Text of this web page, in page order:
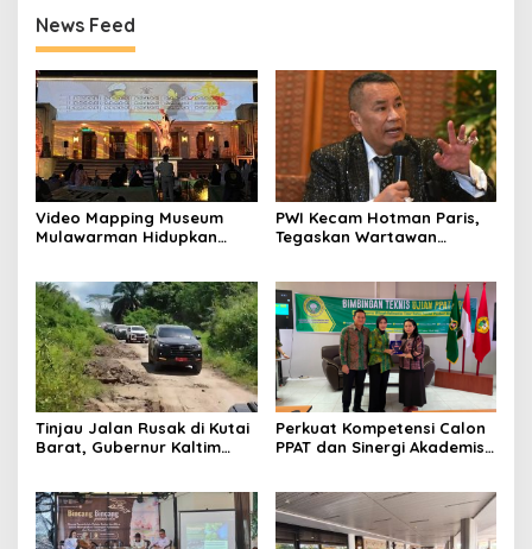
News Feed
Video Mapping Museum
Mulawarman Hidupkan
PWI Kecam Hotman Paris,
Tegaskan Wartawan
Tinjau Jalan Rusak di Kutai
Barat, Gubernur Kaltim
Perkuat Kompetensi Calon
PPAT dan Sinergi Akademis,